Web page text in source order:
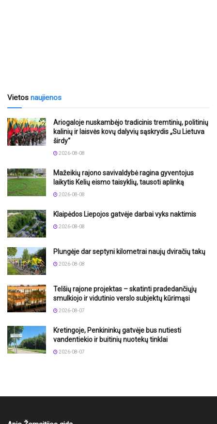
Vietos naujienos
Ariogaloje nuskambėjo tradicinis tremtinių, politinių
kalinių ir laisvės kovų dalyvių sąskrydis „Su Lietuva
širdy“
2026-08-08
Mažeikių rajono savivaldybė ragina gyventojus
laikytis Kelių eismo taisyklių, tausoti aplinką
2026-08-08
Klaipėdos Liepojos gatvėje darbai vyks naktimis
2026-08-08
Plungėje dar septyni kilometrai naujų dviračių takų
2026-08-08
Telšių rajone projektas – skatinti pradedančiųjų
smulkiojo ir vidutinio verslo subjektų kūrimąsi
2026-08-07
Kretingoje, Penkininkų gatvėje bus nutiesti
vandentiekio ir buitinių nuotekų tinklai
2026-08-07